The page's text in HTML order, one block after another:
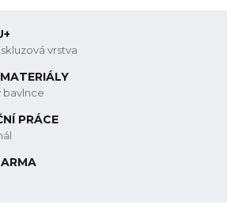
vrstva
bavlnce
PRÁCE